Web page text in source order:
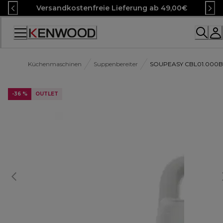
Skip
to
Content
Versandkostenfreie Lieferung ab 49,00€
Accessibility
Küchenmaschinen Suppenbereiter SOUPEASY
-36 % OUTLET